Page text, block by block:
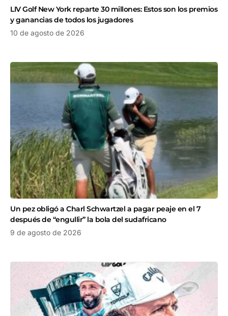
LIV Golf New York reparte 30 millones: Estos son los premios
y ganancias de todos los jugadores
10 de agosto de 2026
Un pez obligó a Charl Schwartzel a pagar peaje en el 7
después de “engullir” la bola del sudafricano
9 de agosto de 2026